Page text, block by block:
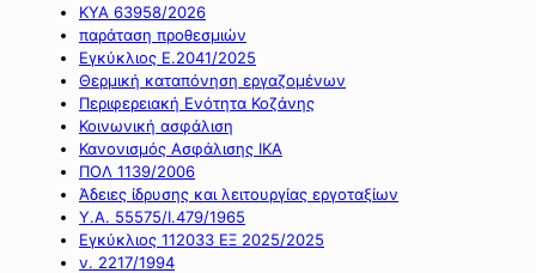
ΚΥΑ 63958/2026
παράταση προθεσμιών
Εγκύκλιος Ε.2041/2025
Θερμική καταπόνηση εργαζομένων
Περιφερειακή Ενότητα Κοζάνης
Κοινωνική ασφάλιση
Κανονισμός Ασφάλισης ΙΚΑ
ΠΟΛ 1139/2006
Άδειες ίδρυσης και λειτουργίας εργοταξίων
Υ.Α. 55575/Ι.479/1965
Εγκύκλιος 112033 ΕΞ 2025/2025
ν. 2217/1994